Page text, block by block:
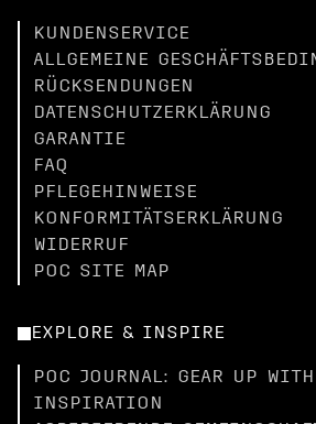
KUNDENSERVICE
ALLGEMEINE
RÜCKSENDUNGEN
DATENSCHUTZERKLÄRUNG
GARANTIE
FAQ
PFLEGEHINWEISE
KONFORMITÄTSERKLÄRUNG
WIDERRUF
POC SITE MAP
EXPLORE & INSPIRE
POC JOURNAL: GEAR UP
INSPIRATION